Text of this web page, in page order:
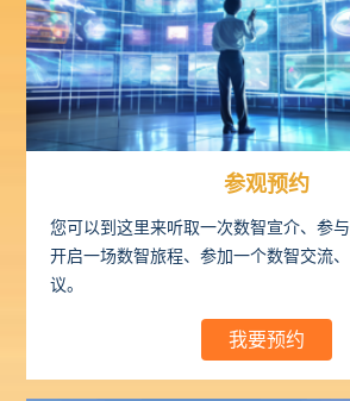
参观预约
您可以到这里来听取一次数智宣介、参与
开启一场数智旅程、参加一个数智交流
议。
我要预约